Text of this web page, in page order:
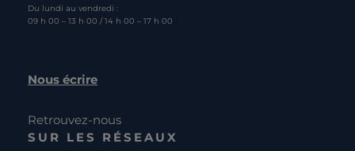
Du lundi au vendredi :
09 h 00 – 13 h 00 / 14 h 00 – 17 h 00
Nous écrire
Retrouvez-nous
SUR LES RÉSEAUX